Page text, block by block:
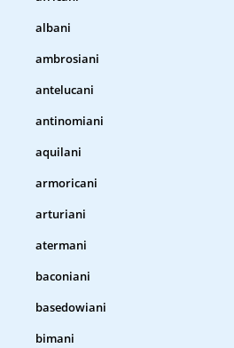
albani
ambrosiani
antelucani
antinomiani
aquilani
armoricani
arturiani
atermani
baconiani
basedowiani
bimani